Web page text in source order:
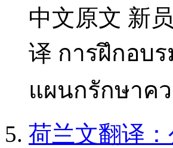
中文原文 新
译 การฝึกอบ
แผนกรักษาค
荷兰文翻译